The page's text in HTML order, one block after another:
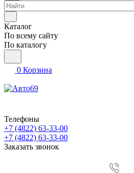
Каталог
По всему сайту
По каталогу
0 Корзина
Телефоны
+7 (4822) 63-33-00
+7 (4822) 63-33-00
Заказать звонок